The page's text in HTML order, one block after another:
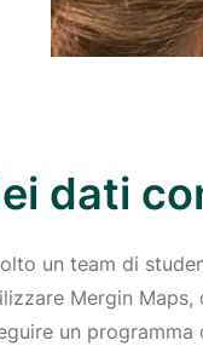
dati
un team di
Mergin
un